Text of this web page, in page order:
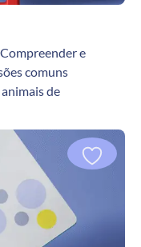
e
comuns
de